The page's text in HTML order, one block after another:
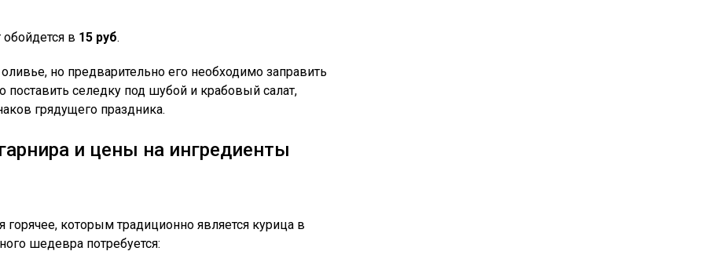
в 15 руб.
но предварительно его необходимо заправить
селедку под шубой и крабовый салат,
грядущего праздника.
и цены на ингредиенты
которым традиционно является курица в
шедевра потребуется: